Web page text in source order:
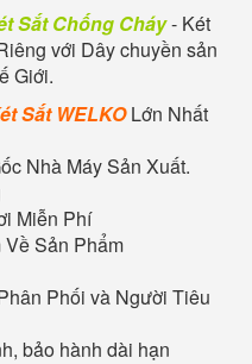
Sắt Chống Cháy- Két
với Dây chuyền sản
Giới.
Sắt WELKOLớn Nhất
Nhà Máy Sản Xuất.
Miễn Phí
Sản Phẩm
Phối và Người Tiêu
bảo hành dài hạn